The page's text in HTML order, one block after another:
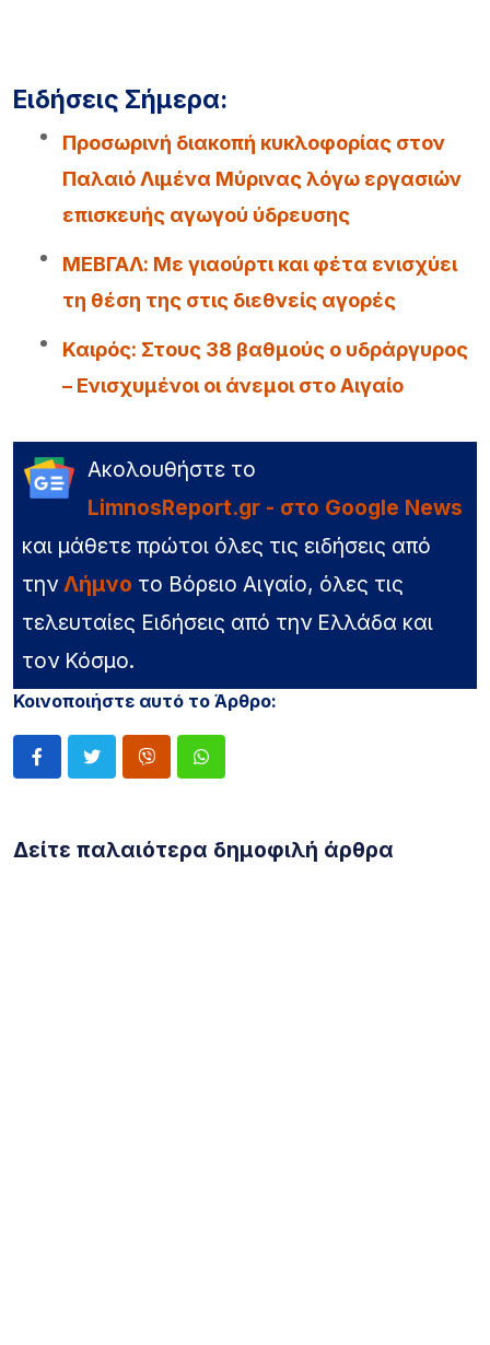
Ειδήσεις Σήμερα:
Προσωρινή διακοπή κυκλοφορίας στον
Παλαιό Λιμένα Μύρινας λόγω εργασιών
επισκευής αγωγού ύδρευσης
ΜΕΒΓΑΛ: Με γιαούρτι και φέτα ενισχύει
τη θέση της στις διεθνείς αγορές
Καιρός: Στους 38 βαθμούς ο υδράργυρος
– Ενισχυμένοι οι άνεμοι στο Αιγαίο
Ακολουθήστε το
LimnosReport.gr - στο Google News
και μάθετε πρώτοι όλες τις ειδήσεις από
την Λήμνο το Βόρειο Αιγαίο, όλες τις
τελευταίες Ειδήσεις από την Ελλάδα και
τον Κόσμο.
Κοινοποιήστε αυτό το Άρθρο:
Δείτε παλαιότερα δημοφιλή άρθρα